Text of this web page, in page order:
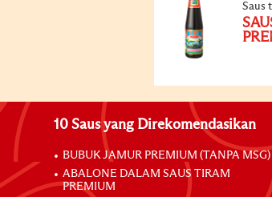
Saus
10 Saus yang Direkomendasikan
BUBUK JAMUR PREMIUM (TANPA MSG)
ABALONE DALAM SAUS TIRAM
PREMIUM